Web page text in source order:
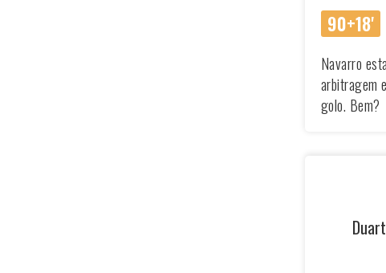
90+18'
Navarro
arbitragem
golo. Bem?